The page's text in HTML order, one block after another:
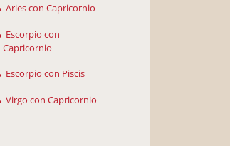
Aries con Capricornio
Escorpio con
Capricornio
Escorpio con Piscis
Virgo con Capricornio